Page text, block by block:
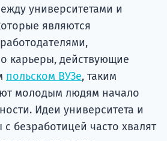
университетами и
являются
карьеры, действующие
польском ВУЗе, таким
молодым людям начало
Идеи университета и
безработицей часто хвалят